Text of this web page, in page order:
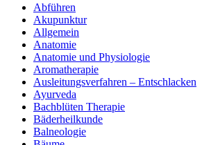
Abführen
Akupunktur
Allgemein
Anatomie
Anatomie und Physiologie
Aromatherapie
Ausleitungsverfahren – Entschlacken
Ayurveda
Bachblüten Therapie
Bäderheilkunde
Balneologie